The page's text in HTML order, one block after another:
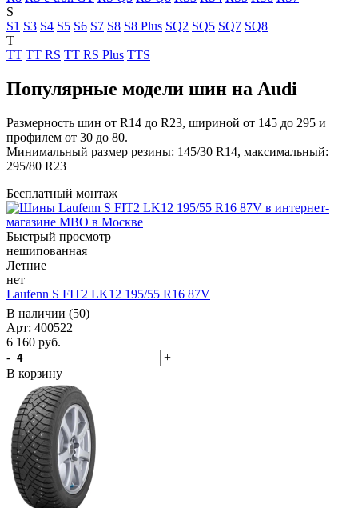
S
S1 S3 S4 S5 S6 S7 S8 S8 Plus SQ2 SQ5 SQ7 SQ8
T
TT TT RS TT RS Plus TTS
Популярные модели шин на Audi
Размерность шин от R14 до R23, шириной от 145 до 295 и
профилем от 30 до 80.
Минимальный размер резины: 145/30 R14, максимальный:
295/80 R23
Бесплатный монтаж
Быстрый просмотр
нешипованная
Летние
нет
Laufenn S FIT2 LK12 195/55 R16 87V
В наличии (50)
Арт: 400522
6 160 руб.
-
+
В корзину